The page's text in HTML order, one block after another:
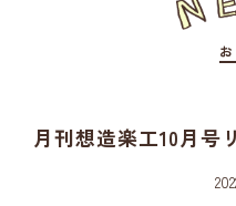
月刊想造楽工10月号